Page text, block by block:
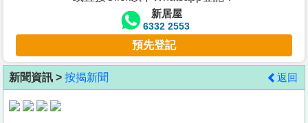
客
地
產
新居屋
6332 2553
預先登記
新聞資訊 > 按揭新聞 返回